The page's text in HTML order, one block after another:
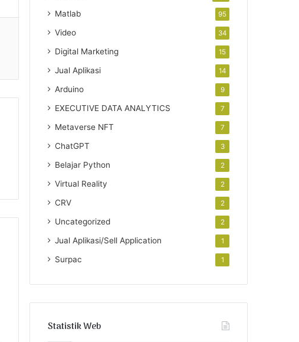
Matlab 95
Video 34
Digital Marketing 15
Jual Aplikasi 14
Arduino 9
EXECUTIVE DATA ANALYTICS 7
Metaverse NFT 7
ChatGPT 3
Belajar Python 2
Virtual Reality 2
CRV 2
Uncategorized 2
Jual Aplikasi/Sell Application 1
Surpac 1
Statistik Web